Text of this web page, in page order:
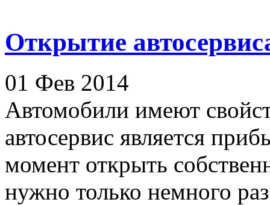
Открытие
01 Фев 2014
Автомобили имеют
автосервис является
момент открыть
нужно только немного